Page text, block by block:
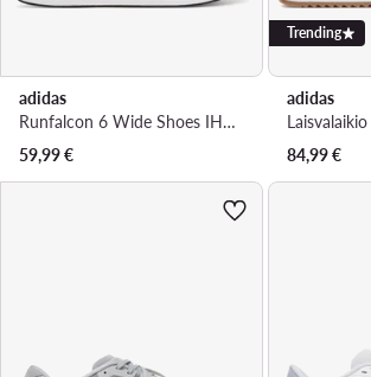
adidas
Runfalcon 6 Wide Shoes IH1815 · Bėgimo batai
59,99€
Trending
adidas
84,99€